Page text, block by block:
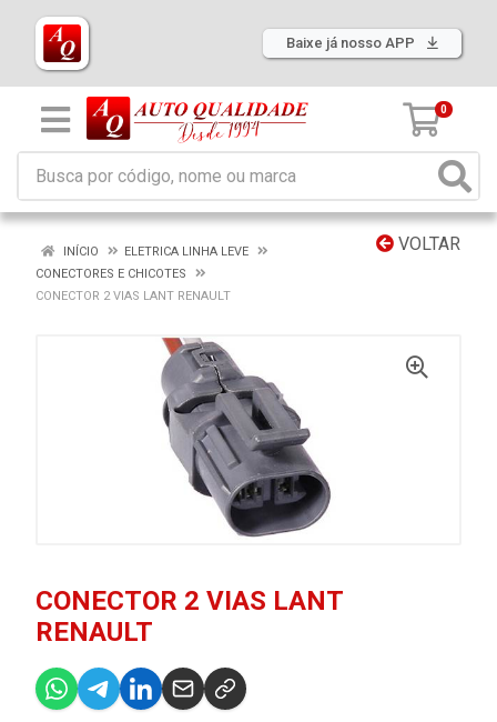
Baixe já nosso APP
0
VOLTAR
INÍCIO
ELETRICA LINHA LEVE
CONECTORES E CHICOTES
CONECTOR 2 VIAS LANT RENAULT
CONECTOR 2 VIAS LANT
RENAULT